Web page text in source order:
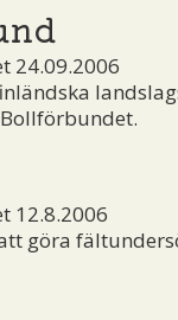
24.09.2006
12.8.2006
göra